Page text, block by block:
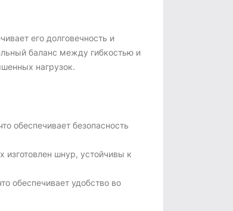
его долговечность и
баланс между гибкостью и
нагрузок.
обеспечивает безопасность
шнур, устойчивы к
обеспечивает удобство во